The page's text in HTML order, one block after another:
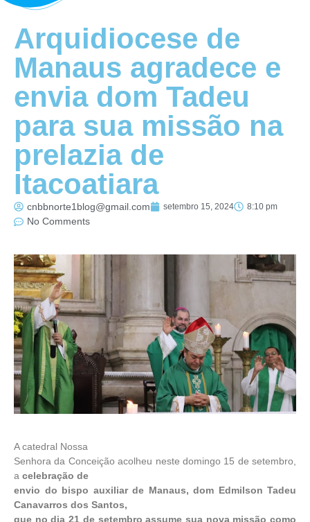
Arquidiocese de
Manaus agradece e
envia dom Tadeu
para sua missão na
prelazia de
Itacoatiara
cnbbnorte1blog@gmail.com setembro 15, 2024 8:10 pm
No Comments
A catedral Nossa
Senhora da Conceição acolheu neste domingo 15 de setembro,
a celebração de
envio do bispo auxiliar de Manaus, dom Edmilson Tadeu
Canavarros dos Santos,
que no dia 21 de setembro assume sua nova missão como